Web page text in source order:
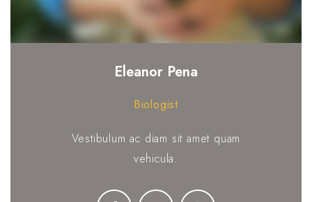
Eleanor Pena
Biologist
Vestibulum ac diam sit amet quam
vehicula.